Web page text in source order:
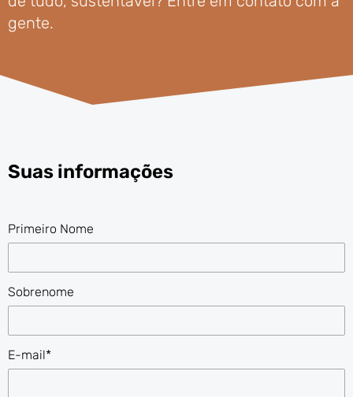
gente.
Suas informações
Primeiro Nome
Sobrenome
E-mail*